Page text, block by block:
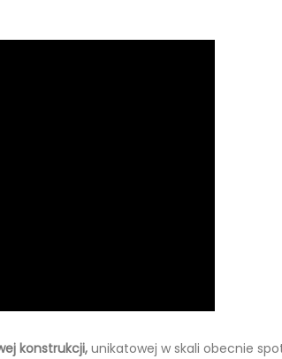
konstrukcji, unikatowej w skali obecnie